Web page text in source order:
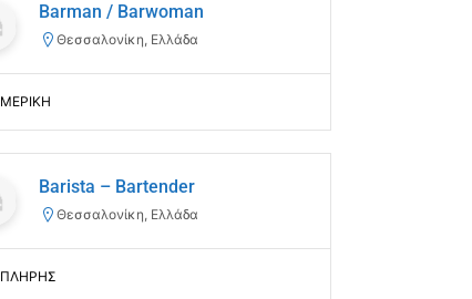
Barman / Barwoman
Θεσσαλονίκη, Ελλάδα
ΜΕΡΙΚΗ
Barista – Bartender
Θεσσαλονίκη, Ελλάδα
ΠΛΗΡΗΣ